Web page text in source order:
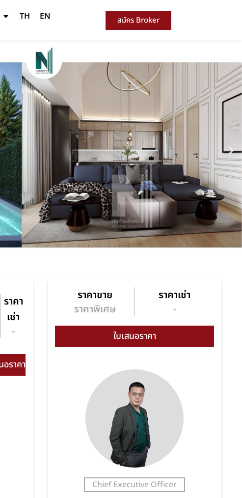
TH EN สมัคร Broker
ราคา
เช่า
-
ราคาขาย
ราคาพิเศษ
ราคาเช่า
-
Chief Executive Officer